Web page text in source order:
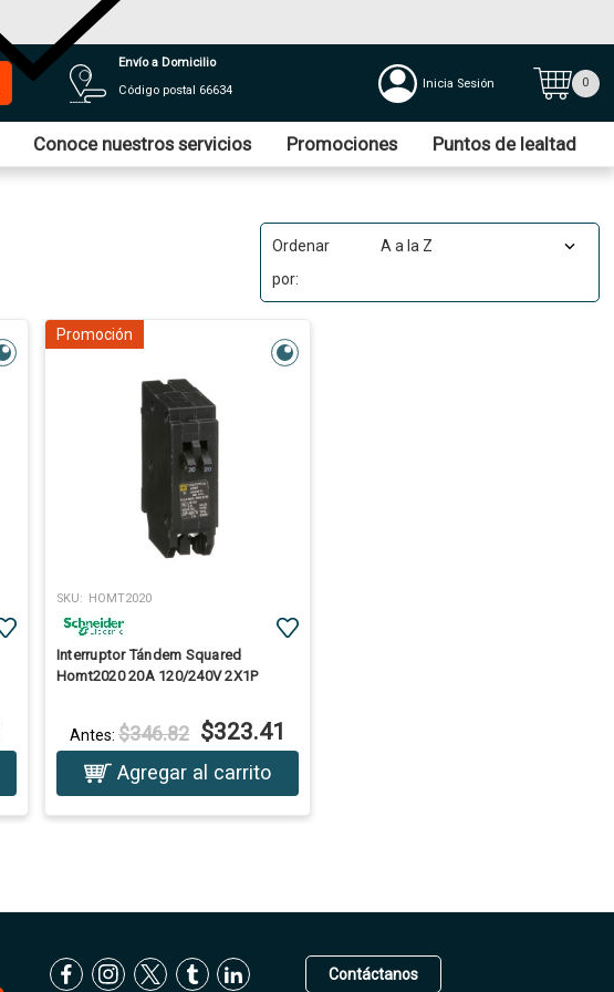
Conoce nuestros servicios Promociones Puntos de lealtad
Envío a Domicilio
Código postal 66634
Inicia Sesión 0
Ordenar
por:
Promoción
SKU: HOMT2020
Interruptor Tándem Squared
Homt2020 20A 120/240V 2X1P
Antes:$346.82 $323.41
Agregar al carrito
Contáctanos